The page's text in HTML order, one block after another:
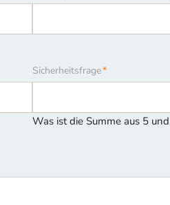
Pflichtfeld
Sicherheitsfrage*
Was ist die Summe aus 5